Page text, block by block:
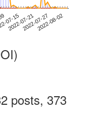
07-15
2022-07-212022-07-272022-08-02
posts, 373